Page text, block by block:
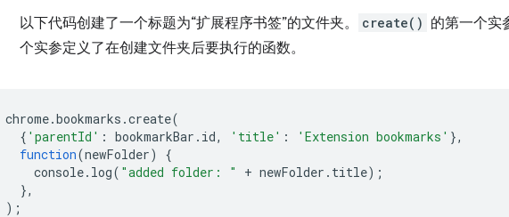
以下代码创建了一个标题为“扩展程序书签”的文件夹。 create() 的第一个实
个实参定义了在创建文件夹后要执行的函数。
chrome.bookmarks .create(
{ 'parentId' : bookmarkBar . id, 'title' : 'Extension bookmarks' },
function(newFolder)
{
console. log( "added folder: " + newFolder . title);
},
);